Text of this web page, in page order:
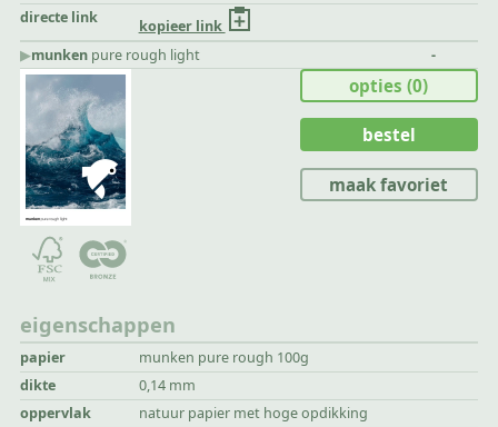
directe link
kopieer link
▶︎munken pure rough light -
eigenschappen
papier
munken pure rough 100g
dikte
0,14 mm
oppervlak
natuur papier met hoge opdikking
opties(0)
bestel
maak favoriet